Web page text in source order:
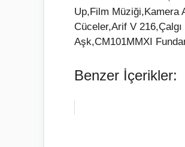
Up,Film Müziği,Kamera
Cüceler,Arif V
Aşk,CM101MMXI
Benzer İçerikler: